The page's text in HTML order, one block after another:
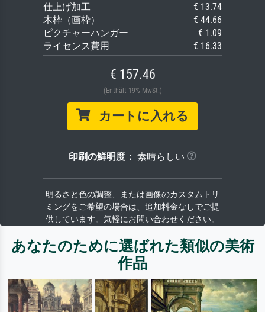
仕上げ加工
€ 13.74
木枠（画枠）
€ 44.66
ピクチャーハンガー
€ 1.09
ライセンス費用
€ 16.33
€ 157.46
(Enthält 19% MwSt.)
カートに入れる
印刷の鮮明度： 素晴らしい
明るさと色の調整、または画像のカスタムトリ
ミングをご希望の場合は、追加料金なしでご提
供しています。気軽にお問い合わせください。
あなたのために選ばれた類似の美術
作品